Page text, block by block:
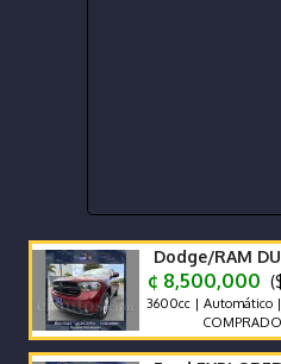
Dodge/RAM
¢ 8,500,000
3600cc | Automático
COMPRADO EN